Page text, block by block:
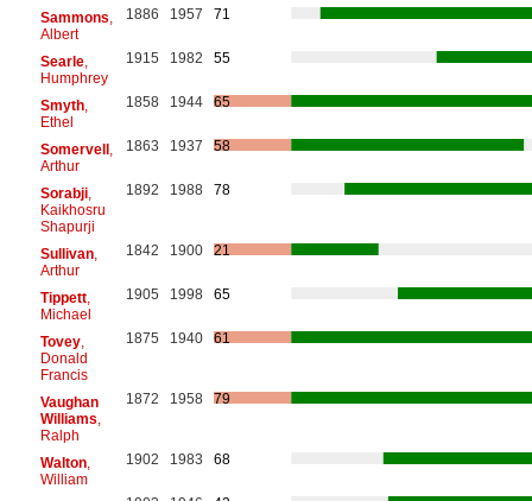
Sammons
Albert
1886 1957 71
Searle,
Humphrey
1915 1982 55
Smyth,
Ethel
1858 1944 65
Somervell,
Arthur
1863 1937 58
Sorabji,
Kaikhosru
Shapurji
1892 1988 78
Sullivan,
Arthur
1842 1900 21
Tippett,
Michael
1905 1998 65
Tovey,
Donald
Francis
1875 1940 61
Vaughan
Williams
Ralph
1872 1958 79
Walton,
William
1902 1983 68